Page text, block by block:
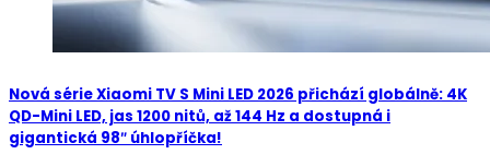
Nová série Xiaomi TV S Mini LED 2026 přichází globálně: 4K
QD-Mini LED, jas 1200 nitů, až 144 Hz a dostupná i
gigantická 98″ úhlopříčka!